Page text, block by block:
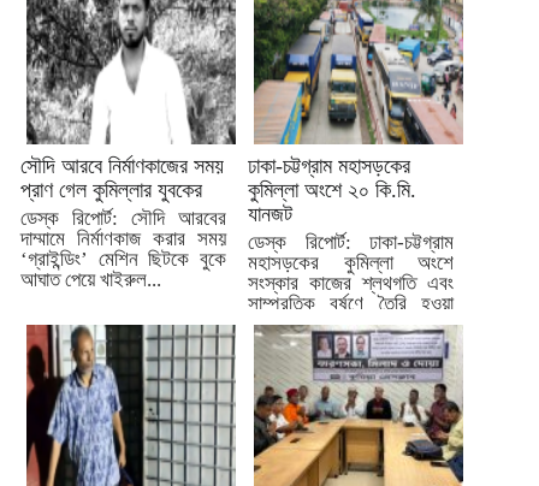
সৌদি আরবে নির্মাণকাজের সময়
প্রাণ গেল কুমিল্লার যুবকের
ডেস্ক রিপোর্ট: সৌদি আরবের
দাম্মামে নির্মাণকাজ করার সময়
‘গ্রাইন্ডিং’ মেশিন ছিটকে বুকে
আঘাত পেয়ে খাইরুল...
ঢাকা-চট্টগ্রাম মহাসড়কের
কুমিল্লা অংশে ২০ কি.মি.
যানজট
ডেস্ক রিপোর্ট: ঢাকা-চট্টগ্রাম
মহাসড়কের কুমিল্লা অংশে
সংস্কার কাজের শ্লথগতি এবং
সাম্প্রতিক বর্ষণে তৈরি হওয়া
খানাখন্দের...